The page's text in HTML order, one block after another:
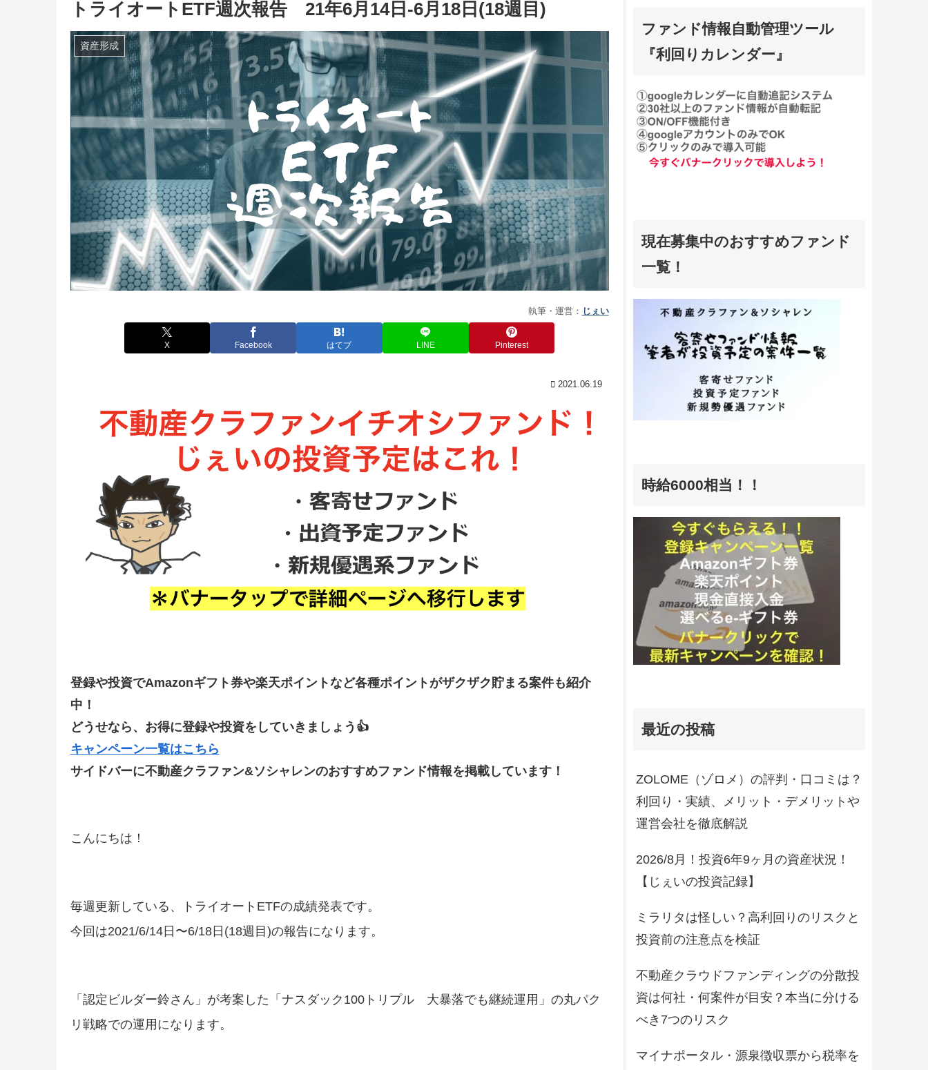
トライオートETF週次報告 21年6月14日-6月18日(18週目)
資産形成
執筆・運営： じぇい
X Facebook はてブ LINE Pinterest
2021.06.19
登録や投資でAmazonギフト券や楽天ポイントなど各種ポイントがザクザク貯まる案件も紹介
中！
どうせなら、お得に登録や投資をしていきましょう👍
キャンペーン一覧はこちら
サイドバーに不動産クラファン&ソシャレンのおすすめファンド情報を掲載しています！
こんにちは！
毎週更新している、トライオートETFの成績発表です。
今回は2021/6/14日〜6/18日(18週目)の報告になります。
「認定ビルダー鈴さん」が考案した「ナスダック100トリプル 大暴落でも継続運用」の丸パク
リ戦略での運用になります。
ファンド情報自動管理ツール
『利回りカレンダー』
現在募集中のおすすめファンド
一覧！
時給6000相当！！
最近の投稿
ZOLOME（ゾロメ）の評判・口コミは？
利回り・実績、メリット・デメリットや
運営会社を徹底解説
2026/8月！投資6年9ヶ月の資産状況！
【じぇいの投資記録】
ミラリタは怪しい？高利回りのリスクと
投資前の注意点を検証
不動産クラウドファンディングの分散投
資は何社・何案件が目安？本当に分ける
べき7つのリスク
マイナポータル・源泉徴収票から税率を